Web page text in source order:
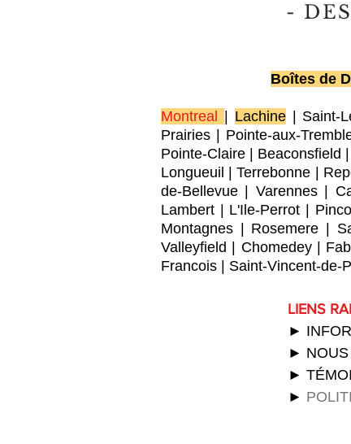
-
Boîtes de
Montreal Lachine Saint-
Prairies
Pointe-aux-
Pointe-Claire
Beaconsfield
Longueuil
|Terrebonne
de-Bellevue
Varennes|
Lambert
L'Ile-Perrot
Montagnes
Rosemere
Valleyfield
Chomedey|
Francois
Saint-Vincent-de-
LIENS
►
► NOUS
►
►